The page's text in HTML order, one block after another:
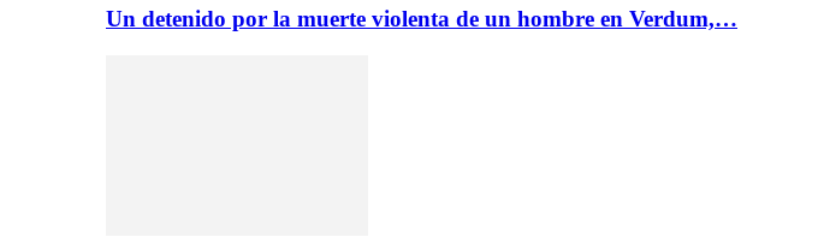
Un detenido por la muerte violenta de un hombre en Verdum,…